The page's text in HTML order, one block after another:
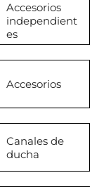
Accesorios
independient
es
Accesorios
Canales de
ducha